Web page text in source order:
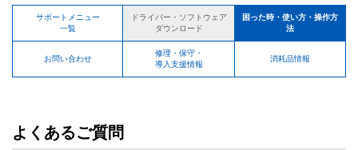
サポートメニュー
一覧
ドライバー・ソフトウェア
ダウンロード
困った時・使い方・操作方
法
お問い合わせ
修理・保守・
導入支援情報
消耗品情報
よくあるご質問